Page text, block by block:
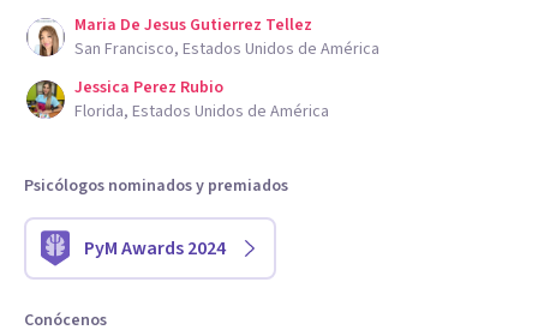
Maria De Jesus Gutierrez Tellez
San Francisco, Estados Unidos de América
Jessica Perez Rubio
Florida, Estados Unidos de América
Psicólogos nominados y premiados
PyM Awards 2024
Conócenos